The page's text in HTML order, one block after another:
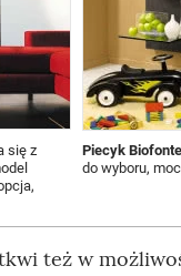
się z
Piecyk Biofonte
do wyboru,
też w